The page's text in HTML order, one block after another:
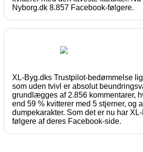
Nyborg.dk 8.857 Facebook-følgere.
XL-Byg.dks Trustpilot-bedømmelse
som uden tvivl er absolut
grundlægges af 2.856 kommentarer,
end 59 % kvitterer med 5 stjerner, og
dumpekarakter. Som det er nu har
følgere af deres Facebook-side.